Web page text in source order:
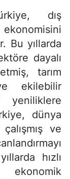
dış
Bu yıllarda
dayalı
tarım
ekilebilir
yeniliklere
dünya
ve
hızlı